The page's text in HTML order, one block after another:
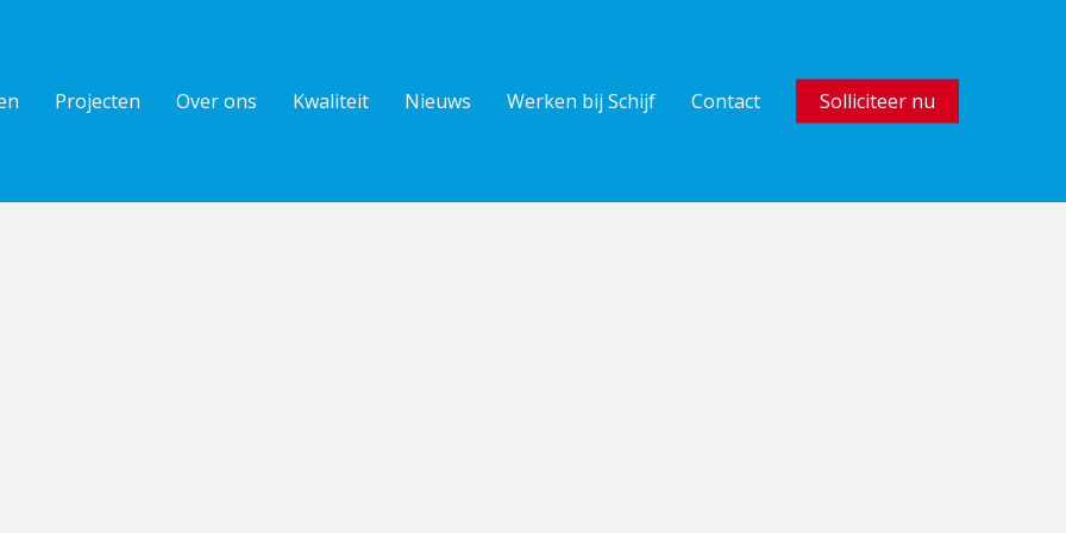
Projecten Over ons Kwaliteit Nieuws Werken bij Schijf Contact Solliciteer nu